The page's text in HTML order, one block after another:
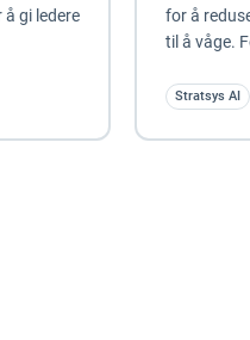
gi ledere
for å
til å våge.
Stratsys AI